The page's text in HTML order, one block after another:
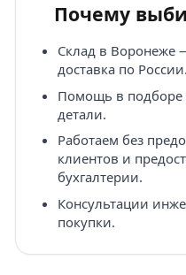
Почему
Склад в Воронеже
доставка по России.
Помощь в подборе
детали.
Работаем без
клиентов и
бухгалтерии.
Консультации
покупки.